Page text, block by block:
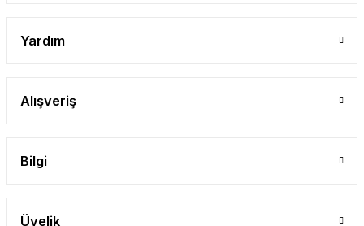
Yardım
Alışveriş
Bilgi
Üyelik